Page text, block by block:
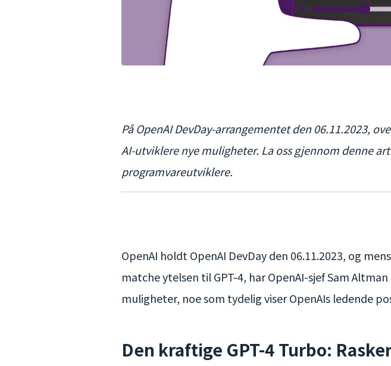
På OpenAI DevDay-arrangementet den 06.11.2023,
AI-utviklere nye muligheter. La oss gjennom denne
programvareutviklere.
OpenAI holdt OpenAI DevDay den 06.11.2023, og
matche ytelsen til GPT-4, har OpenAI-sjef Sam
muligheter, noe som tydelig viser OpenAIs ledende
Den kraftige GPT-4 Turbo: